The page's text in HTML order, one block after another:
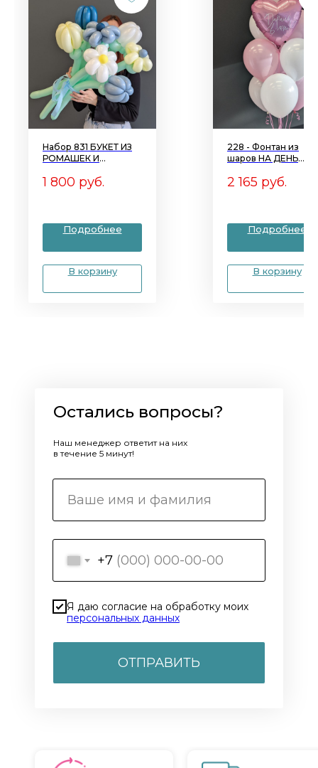
Набор 831 БУКЕТ ИЗ
РОМАШЕК И
1 800 руб.
Подробнее
В корзину
228 - Фонтан из
шаров НА ДЕНЬ
2 165 руб.
Подробнее
В корзину
+7
Я даю согласие на обработку моих
персональных данных
ОТПРАВИТЬ
Остались вопросы?
Наш менеджер ответит на них
в течение 5 минут!